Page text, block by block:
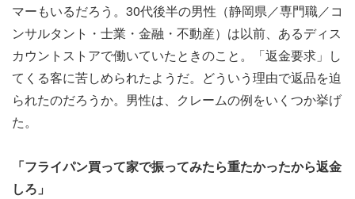
マーもいるだろう。30代後半の男性（静岡県／専門職／コ
ンサルタント・士業・金融・不動産）は以前、あるディス
カウントストアで働いていたときのこと。「返金要求」し
てくる客に苦しめられたようだ。どういう理由で返品を迫
られたのだろうか。男性は、クレームの例をいくつか挙げ
た。
「フライパン買って家で振ってみたら重たかったから返金
しろ」